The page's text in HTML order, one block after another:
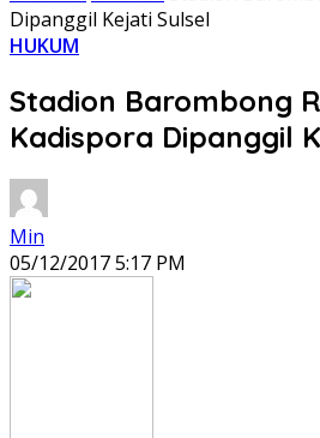
Dipanggil Kejati Sulsel
HUKUM
Stadion Barombong
Kadispora Dipanggil
Min
05/12/2017 5:17 PM